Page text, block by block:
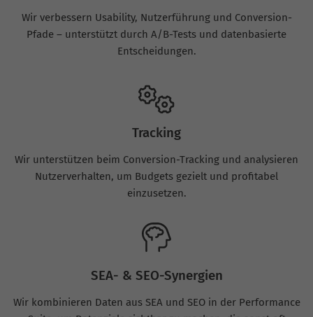
Wir verbessern Usability, Nutzerführung und Conversion-
Pfade – unterstützt durch A/B-Tests und datenbasierte
Entscheidungen.
Tracking
Wir unterstützen beim Conversion-Tracking und analysieren
Nutzerverhalten, um Budgets gezielt und profitabel
einzusetzen.
SEA- & SEO-Synergien
Wir kombinieren Daten aus SEA und SEO in der Performance